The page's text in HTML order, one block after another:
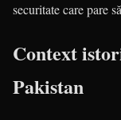
securitate care pare
Context
Pakistan